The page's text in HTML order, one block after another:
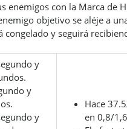
enemigos con la Marca de
objetivo se aléje a
congelado y seguirá
y
y
y
Hace
en 0,8/